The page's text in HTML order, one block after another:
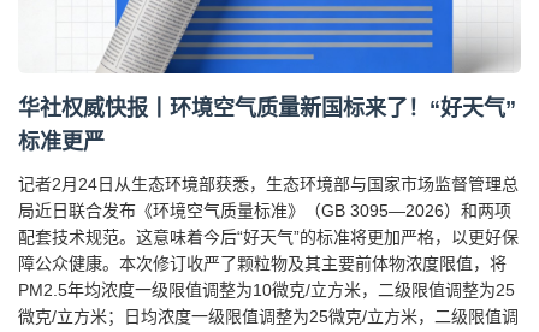
华社权威快报丨环境空气质量新国标来了！“好天气”
标准更严
记者2月24日从生态环境部获悉，生态环境部与国家市场监督管理总
局近日联合发布《环境空气质量标准》（GB 3095—2026）和两项
配套技术规范。这意味着今后“好天气”的标准将更加严格，以更好保
障公众健康。本次修订收严了颗粒物及其主要前体物浓度限值，将
PM2.5年均浓度一级限值调整为10微克/立方米，二级限值调整为25
微克/立方米；日均浓度一级限值调整为25微克/立方米，二级限值调